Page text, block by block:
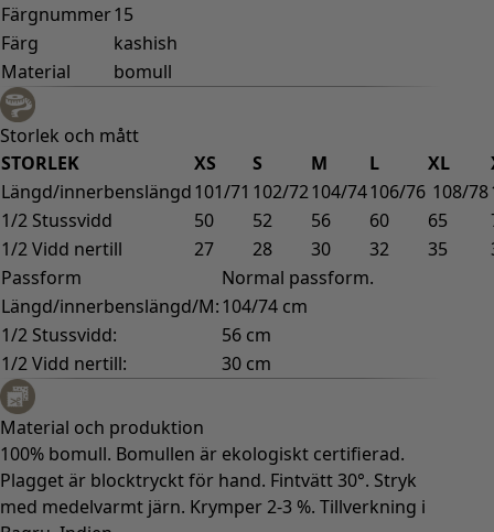
Färgnummer15
Färg
kashish
Material
bomull
Storlek och mått
STORLEK
XS S M L XL
Längd/innerbenslängd101/71 102/72104/74106/76 108/78
1/2 Stussvidd
50 52 56 60 65
1/2 Vidd nertill
27 28 30 32 35
Passform
Normal passform.
Längd/innerbenslängd/M:104/74 cm
1/2 Stussvidd:
56 cm
1/2 Vidd nertill:
30 cm
Material och produktion
100% bomull. Bomullen är ekologiskt certifierad.
Plagget är blocktryckt för hand. Fintvätt 30°. Stryk
med medelvarmt järn. Krymper 2-3 %. Tillverkning i